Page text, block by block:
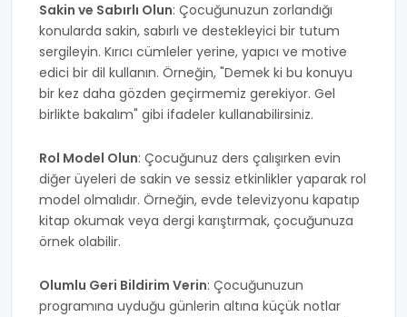
Sakin ve Sabırlı Olun: Çocuğunuzun zorlandığı
konularda sakin, sabırlı ve destekleyici bir tutum
sergileyin. Kırıcı cümleler yerine, yapıcı ve motive
edici bir dil kullanın. Örneğin, "Demek ki bu konuyu
bir kez daha gözden geçirmemiz gerekiyor. Gel
birlikte bakalım" gibi ifadeler kullanabilirsiniz.
Rol Model Olun: Çocuğunuz ders çalışırken evin
diğer üyeleri de sakin ve sessiz etkinlikler yaparak rol
model olmalıdır. Örneğin, evde televizyonu kapatıp
kitap okumak veya dergi karıştırmak, çocuğunuza
örnek olabilir.
Olumlu Geri Bildirim Verin: Çocuğunuzun
programına uyduğu günlerin altına küçük notlar